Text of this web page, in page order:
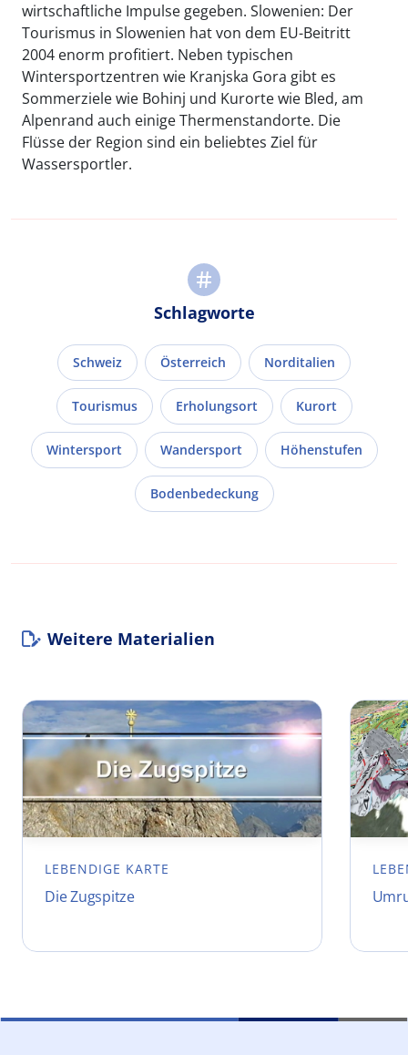
wirtschaftliche Impulse gegeben. Slowenien: Der
Tourismus in Slowenien hat von dem EU-Beitritt
2004 enorm profitiert. Neben typischen
Wintersportzentren wie Kranjska Gora gibt es
Sommerziele wie Bohinj und Kurorte wie Bled, am
Alpenrand auch einige Thermenstandorte. Die
Flüsse der Region sind ein beliebtes Ziel für
Wassersportler.
Schlagworte
Schweiz Österreich Norditalien
Tourismus Erholungsort Kurort
Wintersport Wandersport Höhenstufen
Bodenbedeckung
Weitere Materialien
LEBENDIGE KARTE
Die Zugspitze